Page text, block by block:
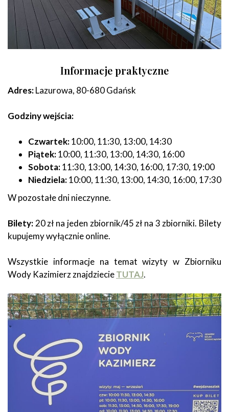
Informacje praktyczne
Adres:Lazurowa, 80-680 Gdańsk
Godziny wejścia:
Czwartek:10:00, 11:30, 13:00, 14:30
Piątek:10:00, 11:30, 13:00, 14:30, 16:00
Sobota:11:30, 13:00, 14:30, 16:00, 17:30, 19:00
Niedziela:10:00, 11:30, 13:00, 14:30, 16:00, 17:30
W pozostałe dni nieczynne.
Bilety: 20 zł na jeden zbiornik/45 zł na 3 zbiorniki. Bilety
kupujemy wyłącznie online.
Wszystkie informacje na temat wizyty w Zbiorniku
Wody Kazimierz znajdziecieTUTAJ.